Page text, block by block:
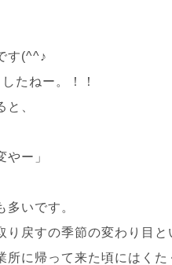
す(^^♪
たねー。！！
、
やー」
いです。
戻すの季節の変わり目と
に帰って来た頃にはくた